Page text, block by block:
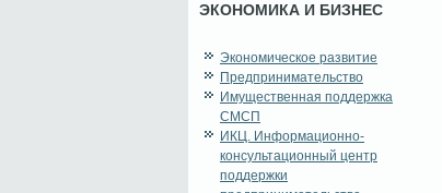
ЭКОНОМИКА И БИЗНЕС
Экономическое развитие
Предпринимательство
Имущественная поддержка
СМСП
ИКЦ. Информационно-
консультационный центр
поддержки